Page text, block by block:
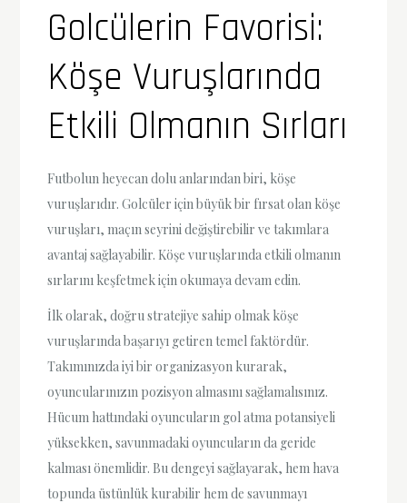
Golcülerin Favorisi:
Köşe Vuruşlarında
Etkili Olmanın Sırları
Futbolun heyecan dolu anlarından biri, köşe
vuruşlarıdır. Golcüler için büyük bir fırsat olan köşe
vuruşları, maçın seyrini değiştirebilir ve takımlara
avantaj sağlayabilir. Köşe vuruşlarında etkili olmanın
sırlarını keşfetmek için okumaya devam edin.
İlk olarak, doğru stratejiye sahip olmak köşe
vuruşlarında başarıyı getiren temel faktördür.
Takımınızda iyi bir organizasyon kurarak,
oyuncularınızın pozisyon almasını sağlamalısınız.
Hücum hattındaki oyuncuların gol atma potansiyeli
yüksekken, savunmadaki oyuncuların da geride
kalması önemlidir. Bu dengeyi sağlayarak, hem hava
topunda üstünlük kurabilir hem de savunmayı